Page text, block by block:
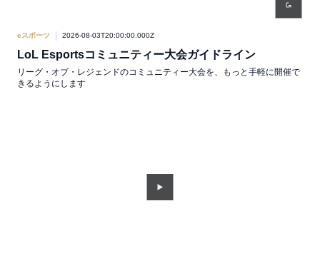
eスポーツ 2026-08-03T20:00:00.000Z
LoL Esportsコミュニティー大会ガイドライン
リーグ・オブ・レジェンドのコミュニティー大会を、もっと手軽に開催で
きるようにします